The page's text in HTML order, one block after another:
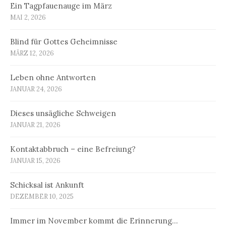
Ein Tagpfauenauge im März
MAI 2, 2026
Blind für Gottes Geheimnisse
MÄRZ 12, 2026
Leben ohne Antworten
JANUAR 24, 2026
Dieses unsägliche Schweigen
JANUAR 21, 2026
Kontaktabbruch – eine Befreiung?
JANUAR 15, 2026
Schicksal ist Ankunft
DEZEMBER 10, 2025
Immer im November kommt die Erinnerung…